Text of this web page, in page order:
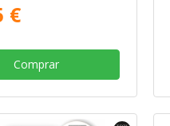
€
Comprar